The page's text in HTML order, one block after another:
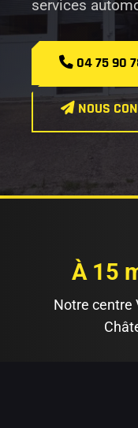
services
04 75 90
NOUS
À 15
Notre centre